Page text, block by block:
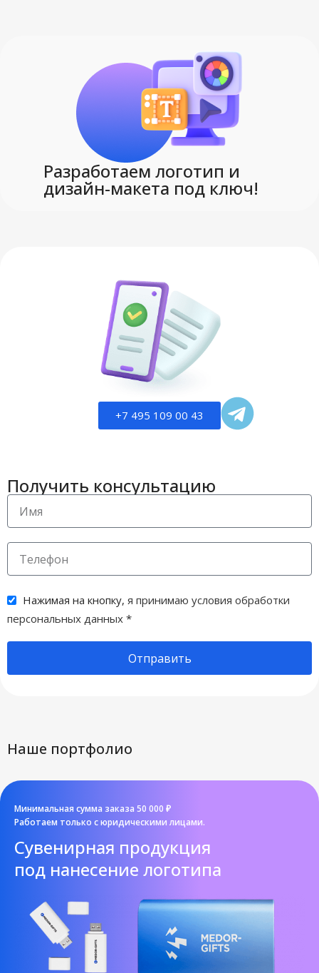
Разработаем логотип и
дизайн-макета под ключ!
+7 495 109 00 43
Получить консультацию
Нажимая на кнопку, я принимаю условия обработки
персональных данных *
Отправить
Наше портфолио
Минимальная сумма заказа 50 000 ₽
Работаем только с юридическими лицами.
Cувенирная продукция
под нанесение логотипа